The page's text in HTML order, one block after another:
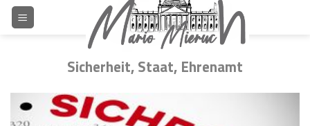
Skip
Sicherheit, Staat, Ehrenamt